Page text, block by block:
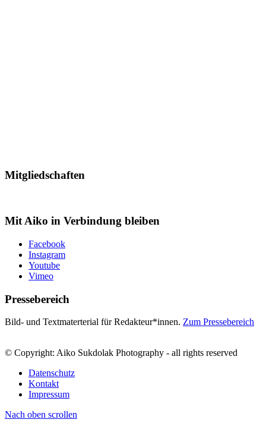
Mitgliedschaften
Mit Aiko in Verbindung bleiben
Facebook
Instagram
Youtube
Vimeo
Pressebereich
Bild- und Textmaterterial für Redakteur*innen. Zum Pressebereich
© Copyright: Aiko Sukdolak Photography - all rights reserved
Datenschutz
Kontakt
Impressum
Nach oben scrollen